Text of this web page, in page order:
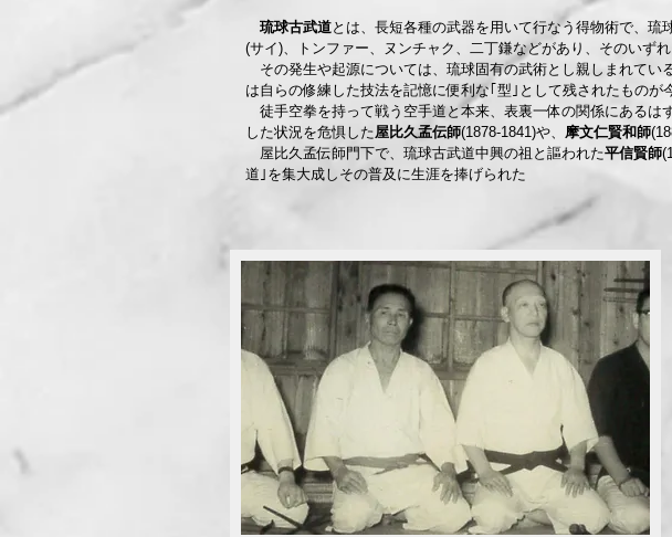
琉球古武道とは、長短各種の武器を用いて行なう得物術で、
(サイ)、トンファー、ヌンチャク、二丁鎌などがあり、そのいず
その発生や起源については、琉球固有の武術とし親しまれてい
は自らの修練した技法を記憶に便利な｢型｣として残されたものが
徒手空拳を持って戦う空手道と本来、表裏一体の関係にあるは
した状況を危惧した屋比久孟伝師(1878-1841)や、 摩文仁賢和師
屋比久孟伝師門下で、琉球古武道中興の祖と謳われた平信賢師
道｣を集大成しその普及に生涯を捧げられた